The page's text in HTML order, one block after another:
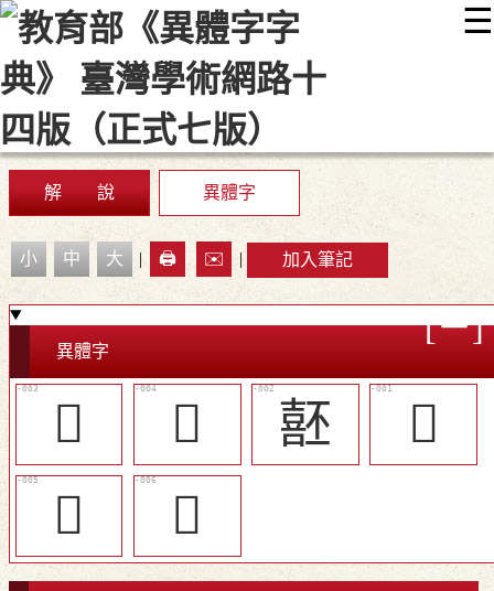
☰
::: 最新消息 常見問題 編輯說明
顯示模式
網站導覽
解 說 異體字
小 中 大 | 🖨️ ✉️ | 加入筆記
異體字
󷏼 𧯻 噽
󰺁
󷐧
󷐨